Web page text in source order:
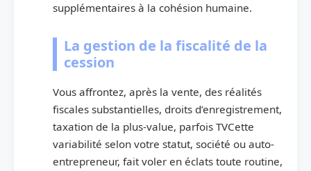
supplémentaires à la cohésion humaine.
La gestion de la fiscalité de la
cession
Vous affrontez, après la vente, des réalités
fiscales substantielles, droits d’enregistrement,
taxation de la plus-value, parfois TVCette
variabilité selon votre statut, société ou auto-
entrepreneur, fait voler en éclats toute routine,